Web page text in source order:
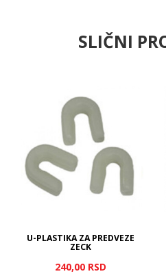
SLIČNI
U-PLASTIKA ZA PREDVEZE
ZECK
240,00 RSD